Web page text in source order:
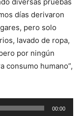
días derivaron
pero solo
lavado de ropa,
por ningún
consumo humano”,
00:00